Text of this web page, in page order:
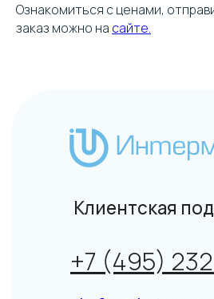
Ознакомиться с ценами,
заказ можно на сайте.
© Интермедика 1999–2026
Данный сайт не является СМИ. Представленная
информация не является публичной офертой.